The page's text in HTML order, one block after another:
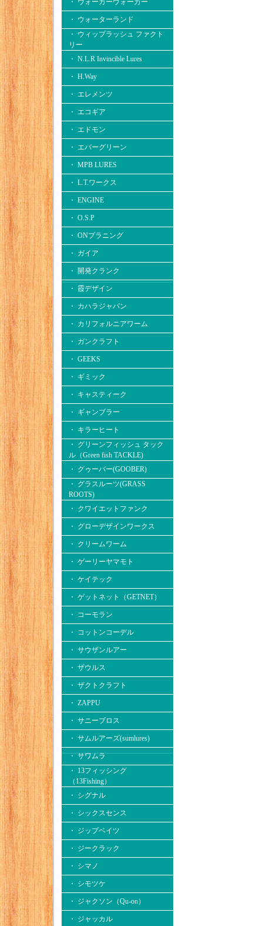
・ ウォーカーウォーカー
・ ウォーターランド
・ ウィップラッシュ ファクト
リー
・ N.L.R Invincible Lures
・ H.Way
・ エレメンツ
・ エコギア
・ エドモン
・ エバーグリーン
・ MPB LURES
・ L.T.ワークス
・ ENGINE
・ O.S.P
・ ONプラニング
・ ガイア
・ 開発クランク
・ 霞デザイン
・ カハラジャパン
・ カリフォルニアワーム
・ ガンクラフト
・ GEEKS
・ ギミック
・ キャスティーク
・ ギャンブラー
・ キラーヒート
・ グリーンフィッシュ タック
ル（Green fish TACKLE)
・ グゥーバー(GOOBER)
・ グラスルーツ(GRASS
ROOTS)
・ クワイエットファンク
・ グローデザインワークス
・ クリームワーム
・ ゲーリーヤマモト
・ ケイテック
・ ゲットネット（GETNET）
・ コーモラン
・ コットンコーデル
・ サウザンルアー
・ ザウルス
・ ザクトクラフト
・ ZAPPU
・ サニーブロス
・ サムルアーズ(sumlures)
・ サワムラ
・ 13フィッシング
（13Fishing）
・ シグナル
・ シックスセンス
・ ジップベイツ
・ ジークラック
・ シマノ
・ シモツケ
・ ジャクソン（Qu-on）
・ ジャッカル